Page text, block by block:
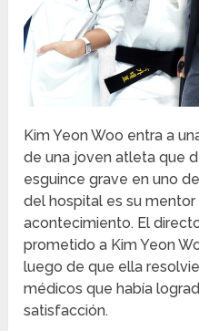
Kim Yeon Woo entra a
de una joven atleta que
esguince grave en uno
del hospital es su
acontecimiento. El
prometido a Kim Yeon
luego de que ella
médicos que había
satisfacción.